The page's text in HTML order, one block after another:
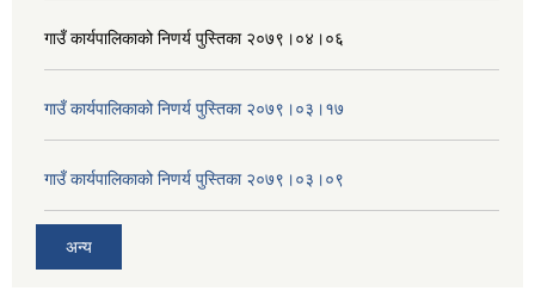
गाउँ कार्यपालिकाको निणर्य पुस्तिका २०७९।०४।०६
गाउँ कार्यपालिकाको निणर्य पुस्तिका २०७९।०३।१७
गाउँ कार्यपालिकाको निणर्य पुस्तिका २०७९।०३।०९
अन्य